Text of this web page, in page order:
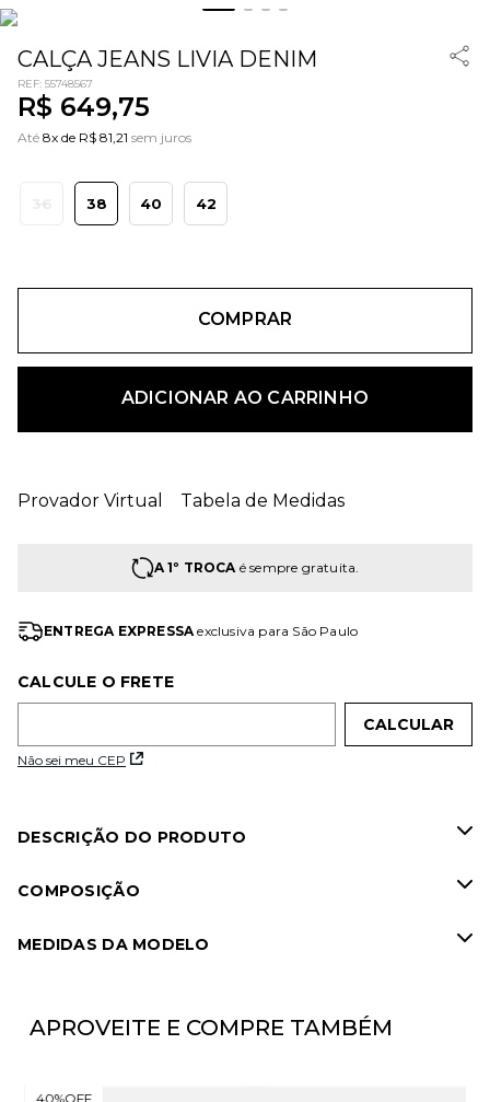
CALÇA JEANS LIVIA DENIM
REF: 55748567
R$ 649,75
Até 8x de R$ 81,21 sem juros
36 38 40 42
COMPRAR
ADICIONAR AO CARRINHO
Provador Virtual Tabela de Medidas
A 1º TROCAé sempre gratuita.
ENTREGA EXPRESSAexclusiva para São Paulo
CALCULE O FRETE
Não sei meu CEP
DESCRIÇÃO DO PRODUTO
COMPOSIÇÃO
MEDIDAS DA MODELO
APROVEITE E COMPRE TAMBÉM
40%OFF